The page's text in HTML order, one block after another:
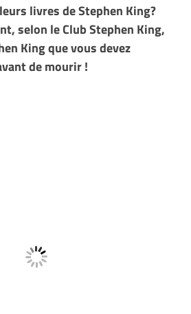
livres de Stephen King?
selon le Club Stephen King,
King que vous devez
de mourir !